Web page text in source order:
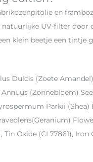
en
UV-filter door
klein beetje een tintje
Dulcis (Zoete
(Zonnebloem)
Parkii (Shea)
Oxide (CI 77861), Iron